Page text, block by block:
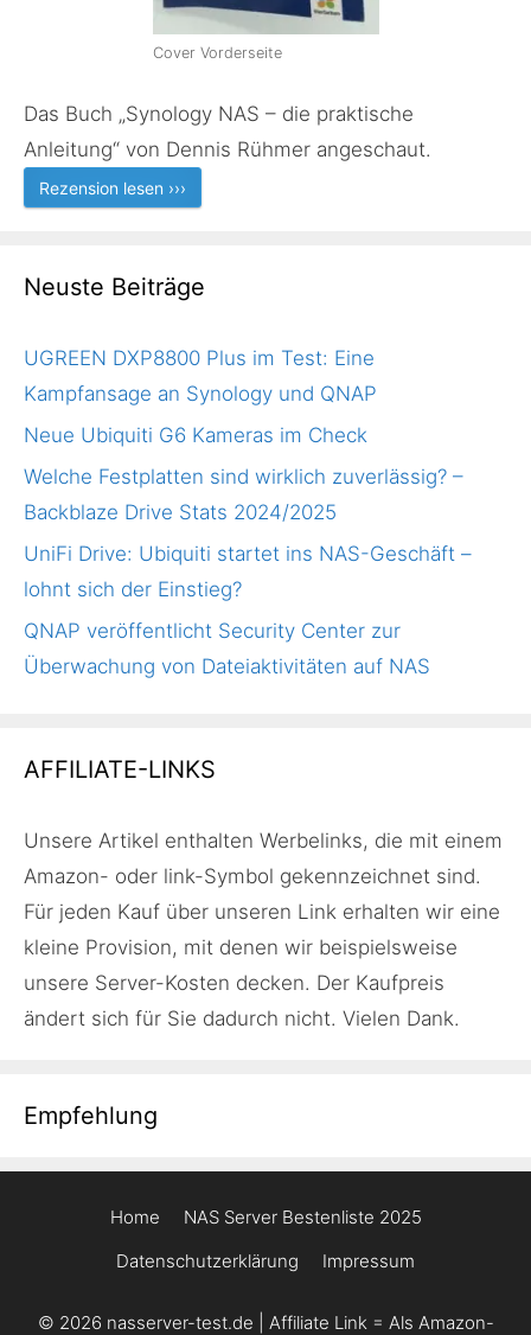
Cover Vorderseite
Das Buch „Synology NAS – die praktische
Anleitung“ von Dennis Rühmer angeschaut.
Rezension lesen ›››
Neuste Beiträge
UGREEN DXP8800 Plus im Test: Eine
Kampfansage an Synology und QNAP
Neue Ubiquiti G6 Kameras im Check
Welche Festplatten sind wirklich zuverlässig? –
Backblaze Drive Stats 2024/2025
UniFi Drive: Ubiquiti startet ins NAS-Geschäft –
lohnt sich der Einstieg?
QNAP veröffentlicht Security Center zur
Überwachung von Dateiaktivitäten auf NAS
AFFILIATE-LINKS
Unsere Artikel enthalten Werbelinks, die mit einem
Amazon- oder link-Symbol gekennzeichnet sind.
Für jeden Kauf über unseren Link erhalten wir eine
kleine Provision, mit denen wir beispielsweise
unsere Server-Kosten decken. Der Kaufpreis
ändert sich für Sie dadurch nicht. Vielen Dank.
Empfehlung
Home
NAS Server Bestenliste 2025
Datenschutzerklärung
Impressum
© 2026 nasserver-test.de | Affiliate Link = Als Amazon-